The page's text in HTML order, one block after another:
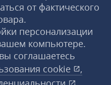
от фактического
персонализации
компьютере.
соглашаетесь
cookie
,